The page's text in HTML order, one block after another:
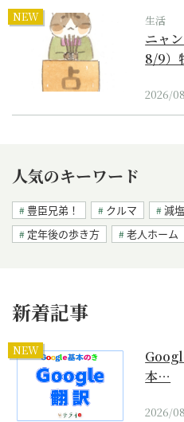
NEW 生活
ニャ
8/9）
2026/
人気のキーワード
豊臣兄弟！ クルマ 減
定年後の歩き方
老人ホーム
新着記事
NEW
本…
2026/